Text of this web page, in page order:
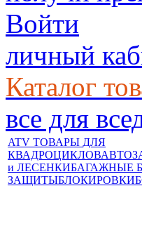
Войти
личный
Каталог
все для
ATV ТОВАРЫ ДЛЯ
КВАДРОЦИКЛОВ
и ЛЕСЕНКИБАГАЖНЫЕ
ЗАЩИТЫБЛОКИРОВКИ